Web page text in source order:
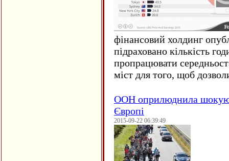
фінансовий холдинг
підраховано кількість
пропрацювати
міст для того, щоб
ООН оприлюднила
Європі
2015-09-22 06:39:49